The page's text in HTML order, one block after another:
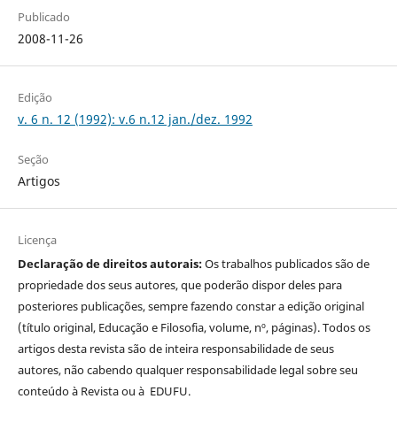
Publicado
2008-11-26
Edição
v. 6 n. 12 (1992): v.6 n.12 jan./dez. 1992
Seção
Artigos
Licença
Declaração de direitos autorais:Os trabalhos publicados são de
propriedade dos seus autores, que poderão dispor deles para
posteriores publicações, sempre fazendo constar a edição original
(título original, Educação e Filosofia, volume, nº, páginas). Todos os
artigos desta revista são de inteira responsabilidade de seus
autores, não cabendo qualquer responsabilidade legal sobre seu
conteúdo à Revista ou à EDUFU.